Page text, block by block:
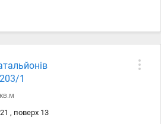
до затвердженого проєкту.
готовий дизайн-проєкт із
під управлінням ОСББ. Переваги
дитячий майданчик; •
• розвинена інфраструктура. Поруч
школи, дитячі садочки, спортивні
програмами. У власності
1
, поверх 13